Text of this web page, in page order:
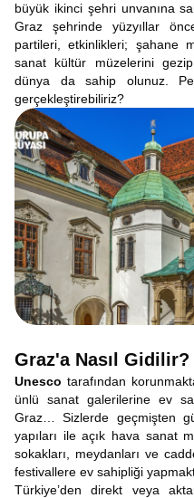
büyük ikinci şehri unvanına
Graz şehrinde yüzyıllar
partileri, etkinlikleri; şahane
sanat kültür müzelerini
dünya da sahip olunuz.
gerçekleştirebiliriz?
Graz'a Nasıl Gidilir?
Unesco tarafından
ünlü sanat galerilerine ev
Graz… Sizlerde geçmişten
yapıları ile açık hava sanat
sokakları, meydanları ve
festivallere ev sahipliği
Türkiye’den direkt veya